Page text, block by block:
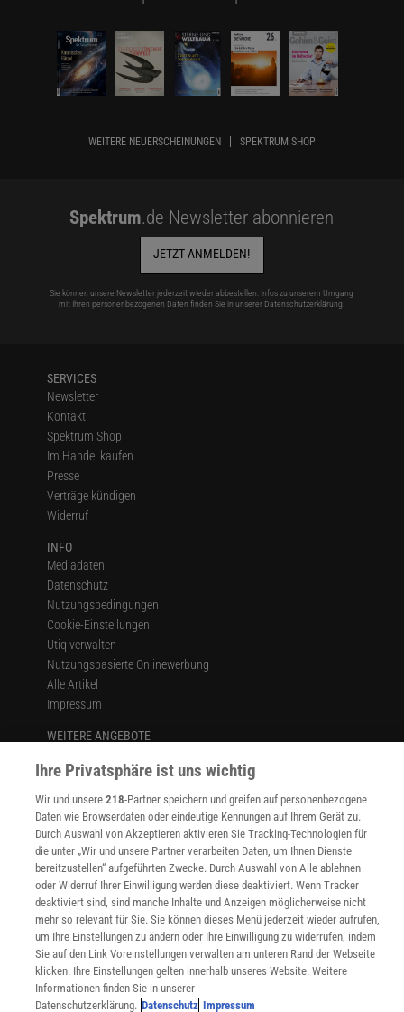
WEITERE NEUERSCHEINUNGEN SPEKTRUM SHOP
Spektrum.de-Newsletter abonnieren
JETZT ANMELDEN!
Sie können unsere Newsletter jederzeit wieder abbestellen. Infos zu unserem Umgang
mit Ihren personenbezogenen Daten finden Sie in unserer Datenschutzerklärung
SERVICES
Newsletter
Kontakt
Spektrum Shop
Im Handel kaufen
Presse
Verträge kündigen
Widerruf
INFO
Mediadaten
Datenschutz
Nutzungsbedingungen
Cookie-Einstellungen
Utiq verwalten
Nutzungsbasierte Onlinewerbung
Alle Artikel
Impressum
WEITERE ANGEBOTE
Angebote für Institutionen
Sprachen lernen mit Gymglish
Lexika
Für Spektrum schreiben
Zugänglichkeitserklärung
WEBSEITEN
KielSCN
Wissenschaft in die Schulen
SciLogs
Ihre Privatsphäre ist uns wichtig
Wir und unsere218-Partner speichern und greifen auf personenbezogene
Daten wie Browserdaten oder eindeutige Kennungen auf Ihrem Gerät zu.
Durch Auswahl von Akzeptieren aktivieren Sie Tracking-Technologien für
die unter „Wir und unsere Partner verarbeiten Daten, um Ihnen Dienste
bereitzustellen“ aufgeführten Zwecke. Durch Auswahl von Alle ablehnen
oder Widerruf Ihrer Einwilligung werden diese deaktiviert. Wenn Tracker
deaktiviert sind, sind manche Inhalte und Anzeigen möglicherweise nicht
mehr so relevant für Sie. Sie können dieses Menü jederzeit wieder aufrufen,
um Ihre Einstellungen zu ändern oder Ihre Einwilligung zu widerrufen, indem
Sie auf den Link Voreinstellungen verwalten am unteren Rand der Webseite
klicken. Ihre Einstellungen gelten innerhalb unseres Website. Weitere
Informationen finden Sie in unserer
Datenschutzerklärung. Datenschutz Impressum